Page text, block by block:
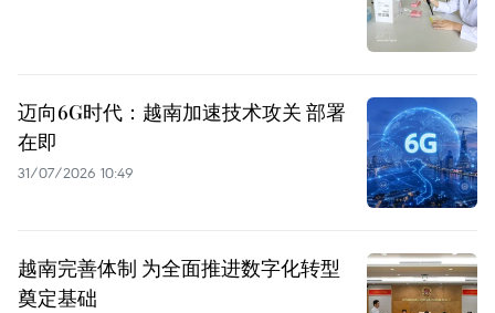
迈向6G时代：越南加速技术攻关 部署
在即
31/07/2026 10:49
越南完善体制 为全面推进数字化转型
奠定基础